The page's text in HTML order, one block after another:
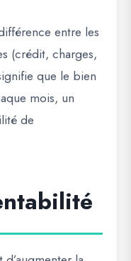
entre les
(crédit, charges,
que le bien
mois, un
de